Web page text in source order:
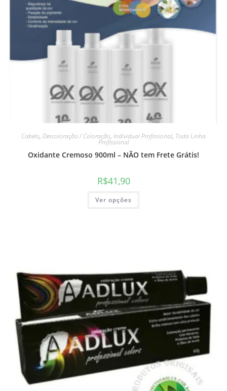
Cabelo, Descoloração / Coloração, Individual Profissional, Toda Linha
Profissional
Oxidante Cremoso 900ml – NÃO tem Frete Grátis!
R$41,90
Ver opções